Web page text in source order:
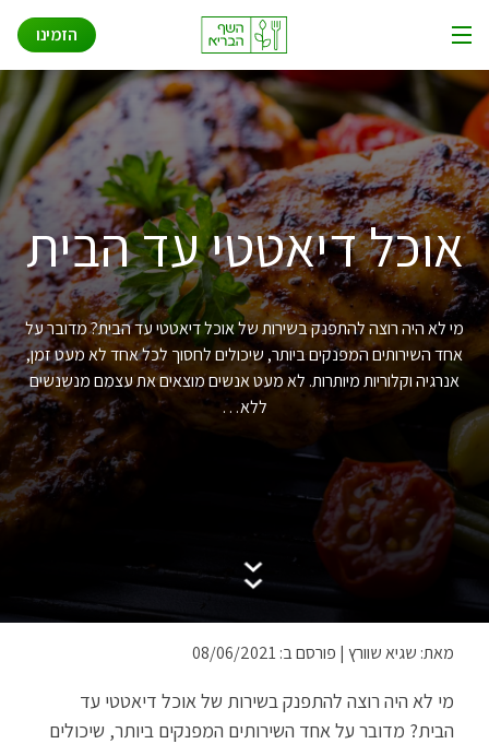
שאלות ותשובות
תפריט
איך זה עובד
אודות
פתרונות לעסקים
הזמינו
אוכל דיאטטי עד הבית
מי לא היה רוצה להתפנק בשירות של אוכל דיאטטי עד הבית? מדובר על
אחד השירותים המפנקים ביותר, שיכולים לחסוך לכל אחד לא מעט זמן,
אנרגיה וקלוריות מיותרות. לא מעט אנשים מוצאים את עצמם מנשנשים
ללא…
מאת: שגיא שוורץ | פורסם ב: 08/06/2021
מי לא היה רוצה להתפנק בשירות של אוכל דיאטטי עד
הבית? מדובר על אחד השירותים המפנקים ביותר, שיכולים